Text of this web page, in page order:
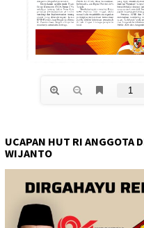
UCAPAN HUT RI ANGGOTA
WIJANTO